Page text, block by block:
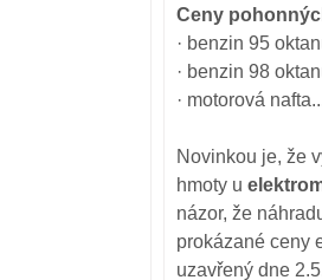
Ceny
· benzin 95
· benzin 98
· motorová
Novinkou je, že
hmoty u
názor, že
prokázané ceny
uzavřený dne